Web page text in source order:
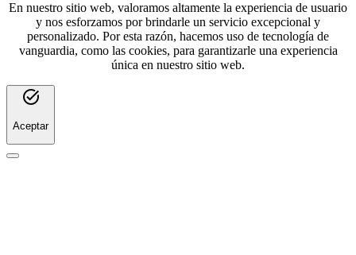
En nuestro sitio web, valoramos altamente la experiencia de usuario
y nos esforzamos por brindarle un servicio excepcional y
personalizado. Por esta razón, hacemos uso de tecnología de
vanguardia, como las cookies, para garantizarle una experiencia
única en nuestro sitio web.
task_alt
Aceptar